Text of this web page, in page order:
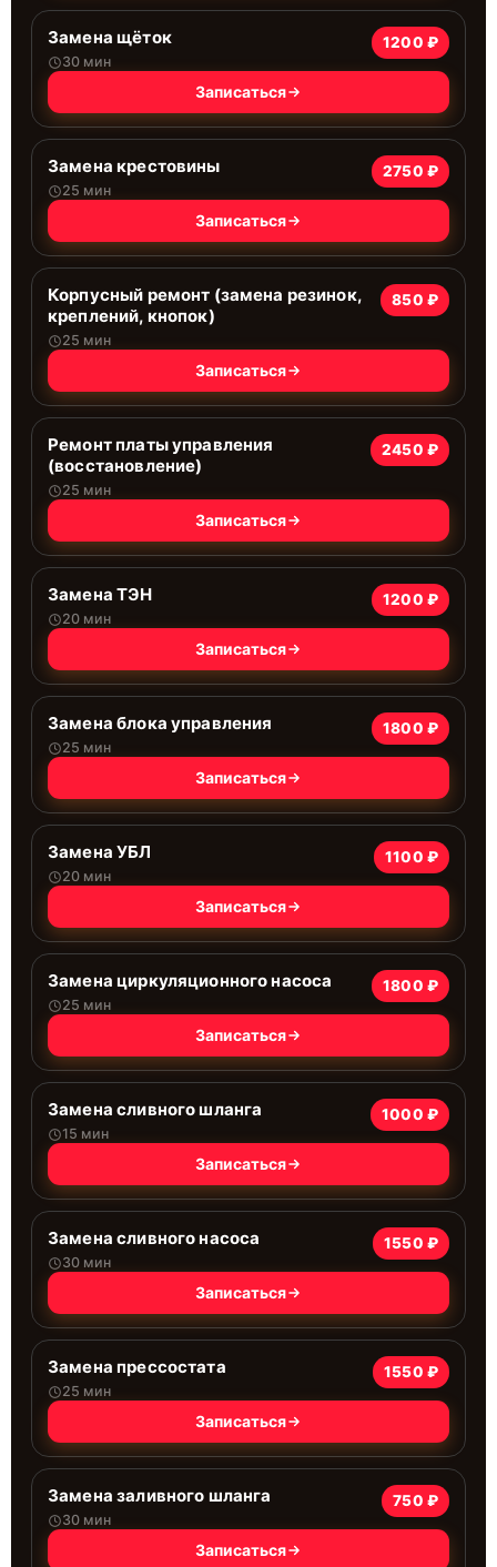
Замена щёток
30 мин
1200 ₽
Записаться
Замена крестовины
25 мин
2750 ₽
Записаться
Корпусный ремонт (замена резинок,
креплений, кнопок)
25 мин
850 ₽
Записаться
Ремонт платы управления
(восстановление)
25 мин
2450 ₽
Записаться
Замена ТЭН
20 мин
1200 ₽
Записаться
Замена блока управления
25 мин
1800 ₽
Записаться
Замена УБЛ
20 мин
1100 ₽
Записаться
Замена циркуляционного насоса
25 мин
1800 ₽
Записаться
Замена сливного шланга
15 мин
1000 ₽
Записаться
Замена сливного насоса
30 мин
1550 ₽
Записаться
Замена прессостата
25 мин
1550 ₽
Записаться
Замена заливного шланга
30 мин
750 ₽
Записаться